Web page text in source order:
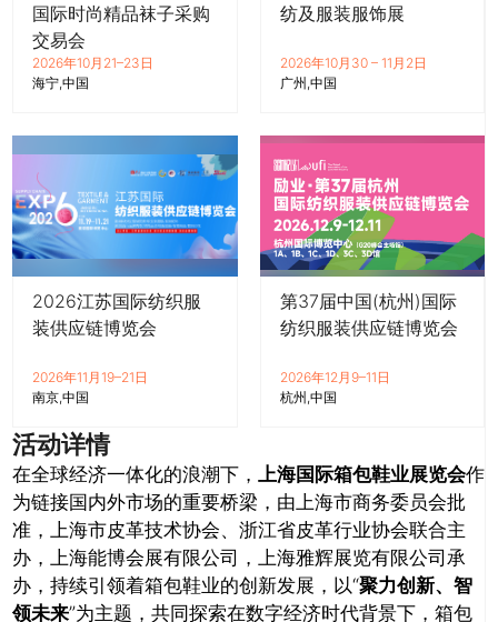
国际时尚精品袜子采购
交易会
2026年10月21–23日
海宁 中国
纺及服装服饰展
2026年10月30 – 11月2日
广州 中国
2026江苏国际纺织服
装供应链博览会
2026年11月19–21日
南京 中国
第37届中国(杭州)国际
纺织服装供应链博览会
2026年12月9–11日
杭州 中国
活动详情
在全球经济一体化的浪潮下， 上海国际箱包鞋业展览会作
为链接国内外市场的重要桥梁，由上海市商务委员会批
准，上海市皮革技术协会、 浙江省皮革行业协会联合主
办，上海能博会展有限公司，上海雅辉展览有限公司承
办，持续引领着箱包鞋业的创新发展，以“聚力创新、智
领未来”为主题，共同探索在数字经济时代背景下，箱包